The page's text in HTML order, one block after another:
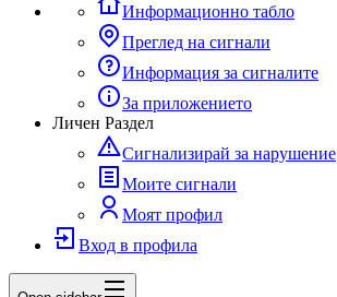
Информационно табло
Преглед на сигнали
Информация за сигналите
За приложението
Личен Раздел
Сигнализирай за нарушение
Моите сигнали
Моят профил
Вход в профила